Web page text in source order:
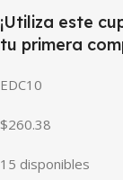
¡Utiliza este
tu primera
EDC10
$260.38
15 disponibles